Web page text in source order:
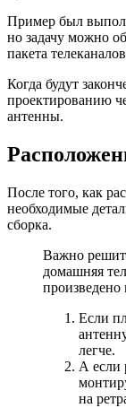
Пример был
но задачу можно
пакета
Когда будут
проектированию
антенны.
После того, как
необходимые
сборка.
Важно
домашняя
Если
легче.
А если
на